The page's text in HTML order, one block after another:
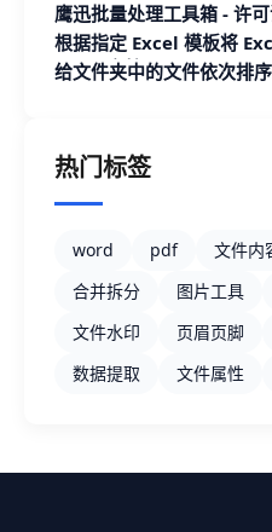
鹰迅批量处理工具箱 - 许
根据指定 Excel 模板将
Excel 文档
给文件夹中的文件依次排
热门标签
word pdf 文件内
合并拆分
图片工具
文件水印
页眉页脚
数据提取
文件属性